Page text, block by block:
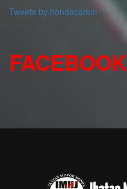
Tweets by hondacomm
FACEBOOK